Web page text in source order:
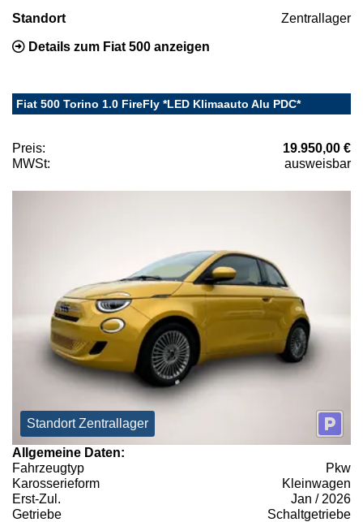
Standort Zentrallager
Details zum Fiat 500 anzeigen
Fiat 500 Torino 1.0 FireFly *LED Klimaauto Alu PDC*
Preis:
19.950,00 €
MWSt:
ausweisbar
Standort Zentrallager
Allgemeine Daten:
Fahrzeugtyp
Pkw
Karosserieform
Kleinwagen
Erst-Zul.
Jan / 2026
Getriebe
Schaltgetriebe